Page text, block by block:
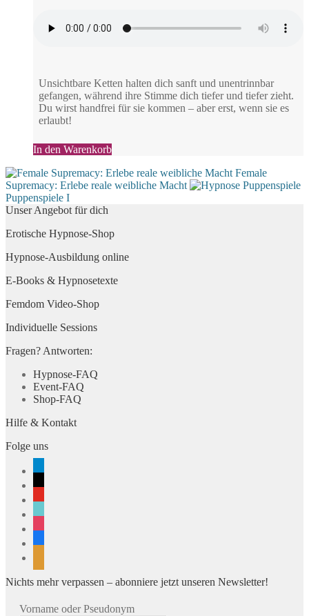
Unsichtbare Ketten halten dich sanft und unentrinnbar
gefangen, während ihre Stimme dich tiefer und tiefer zieht.
Du wirst handfrei für sie kommen – aber erst, wenn sie es
erlaubt!
In den Warenkorb
Female
Supremacy: Erlebe reale weibliche Macht
Puppenspiele I
Unser Angebot für dich
Erotische Hypnose-Shop
Hypnose-Ausbildung online
E-Books & Hypnosetexte
Femdom Video-Shop
Individuelle Sessions
Fragen? Antworten:
Hypnose-FAQ
Event-FAQ
Shop-FAQ
Hilfe & Kontakt
Folge uns
Nichts mehr verpassen – abonniere jetzt unseren Newsletter!
Vorname oder Pseudonym